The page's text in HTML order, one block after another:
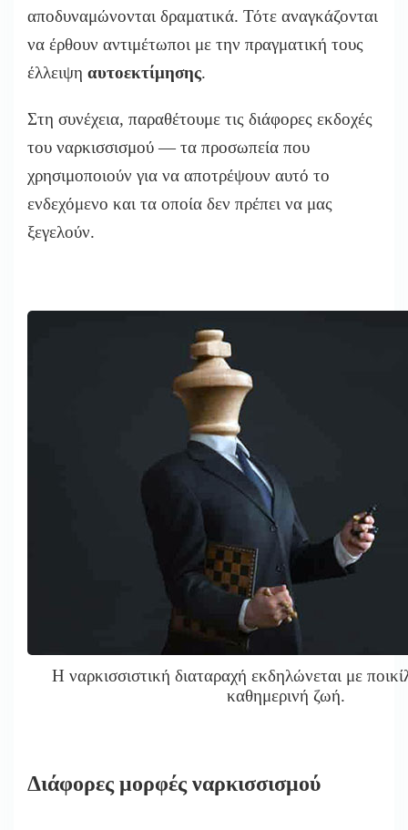
αποδυναμώνονται δραματικά. Τότε αναγκάζονται
να έρθουν αντιμέτωποι με την πραγματική τους
έλλειψη αυτοεκτίμησης.
Στη συνέχεια, παραθέτουμε τις διάφορες εκδοχές
του ναρκισσισμού — τα προσωπεία που
χρησιμοποιούν για να αποτρέψουν αυτό το
ενδεχόμενο και τα οποία δεν πρέπει να μας
ξεγελούν.
Η ναρκισσιστική διαταραχή εκδηλώνεται με
καθημερινή ζωή.
Διάφορες μορφές ναρκισσισμού